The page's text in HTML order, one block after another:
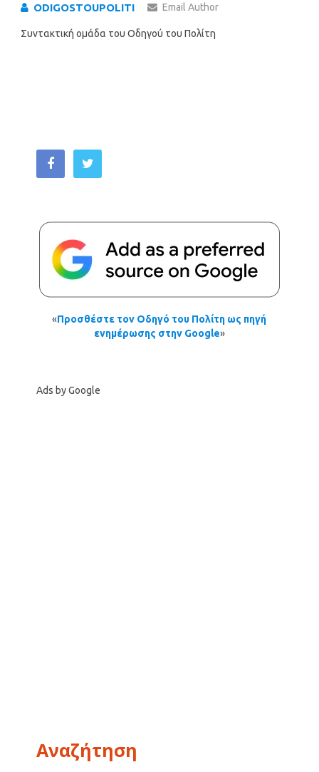
ODIGOSTOUPOLITI Email Author
Συντακτική ομάδα του Οδηγού του Πολίτη
«Προσθέστε τον Οδηγό του Πολίτη ως πηγή
ενημέρωσης στην Google»
Ads by Google
Αναζήτηση